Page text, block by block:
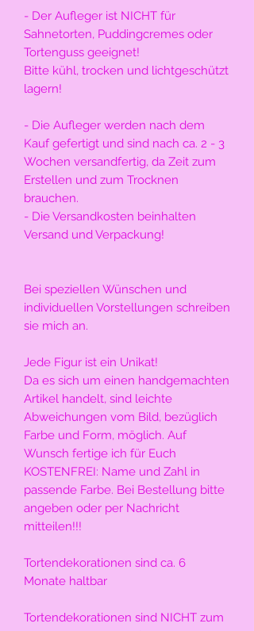
- Der Aufleger ist NICHT für
Sahnetorten, Puddingcremes oder
Tortenguss geeignet!
Bitte kühl, trocken und lichtgeschützt
lagern!
- Die Aufleger werden nach dem
Kauf gefertigt und sind nach ca. 2 - 3
Wochen versandfertig, da Zeit zum
Erstellen und zum Trocknen
brauchen.
- Die Versandkosten beinhalten
Versand und Verpackung!
Bei speziellen Wünschen und
individuellen Vorstellungen schreiben
sie mich an.
Jede Figur ist ein Unikat!
Da es sich um einen handgemachten
Artikel handelt, sind leichte
Abweichungen vom Bild, bezüglich
Farbe und Form, möglich. Auf
Wunsch fertige ich für Euch
KOSTENFREI: Name und Zahl in
passende Farbe. Bei Bestellung bitte
angeben oder per Nachricht
mitteilen!!!
Tortendekorationen sind ca. 6
Monate haltbar
Tortendekorationen sind NICHT zum